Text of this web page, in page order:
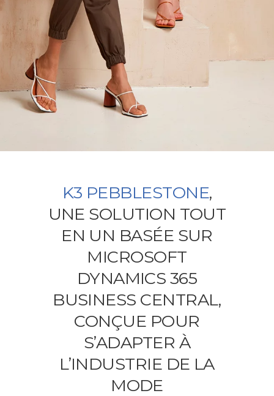
K3 PEBBLESTONE,
UNE SOLUTION TOUT
EN UN BASÉE SUR
MICROSOFT
DYNAMICS 365
BUSINESS CENTRAL,
CONÇUE POUR
S’ADAPTER À
L’INDUSTRIE DE LA
MODE